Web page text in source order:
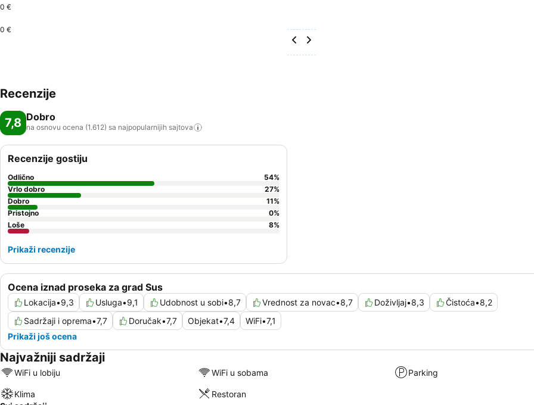
0 €
0 €
Recenzije
7,8 Dobro
na osnovu ocena (1.612) sa najpopularnijih sajtova
Ocena iznad proseka za grad Sus
Lokacija•9,3 Usluga•9,1 Udobnost u sobi•8,7 Vrednost za novac•8,7 Doživljaj•8,3 Čistoća•8,2
Sadržaji i oprema•7,7 Doručak•7,7 Objekat•7,4 WiFi•7,1
Prikaži još ocena
Recenzije gostiju
Odlično 54%
Vrlo dobro
27%
Dobro
11%
Pristojno
0%
Loše
8%
Prikaži recenzije
Najvažniji sadržaji
WiFi u lobiju WiFi u sobama Parking
Klima
Restoran